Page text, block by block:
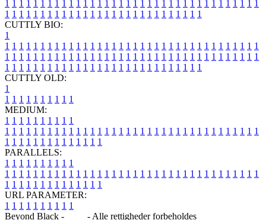
1 1 1 1 1 1 1 1 1 1 1 1 1 1 1 1 1 1 1 1 1 1 1 1 1 1 1 1 1 1 1 1 1 1 1 1
1 1 1 1 1 1 1 1 1 1 1 1 1 1 1 1 1 1 1 1 1 1 1 1 1 1 1 1
CUTTLY BIO:
1
1 1 1 1 1 1 1 1 1 1 1 1 1 1 1 1 1 1 1 1 1 1 1 1 1 1 1 1 1 1 1 1 1 1 1 1
1 1 1 1 1 1 1 1 1 1 1 1 1 1 1 1 1 1 1 1 1 1 1 1 1 1 1 1 1 1 1 1 1 1 1 1
1 1 1 1 1 1 1 1 1 1 1 1 1 1 1 1 1 1 1 1 1 1 1 1 1 1 1 1
CUTTLY OLD:
1
1 1 1 1 1 1 1 1 1 1
MEDIUM:
1 1 1 1 1 1 1 1 1 1
1 1 1 1 1 1 1 1 1 1 1 1 1 1 1 1 1 1 1 1 1 1 1 1 1 1 1 1 1 1 1 1 1 1 1 1
1 1 1 1 1 1 1 1 1 1 1 1 1 1
PARALLELS:
1 1 1 1 1 1 1 1 1 1
1 1 1 1 1 1 1 1 1 1 1 1 1 1 1 1 1 1 1 1 1 1 1 1 1 1 1 1 1 1 1 1 1 1 1 1
1 1 1 1 1 1 1 1 1 1 1 1 1 1
URL PARAMETER:
1 1 1 1 1 1 1 1 1 1
Beyond Black -
- Alle rettigheder forbeholdes